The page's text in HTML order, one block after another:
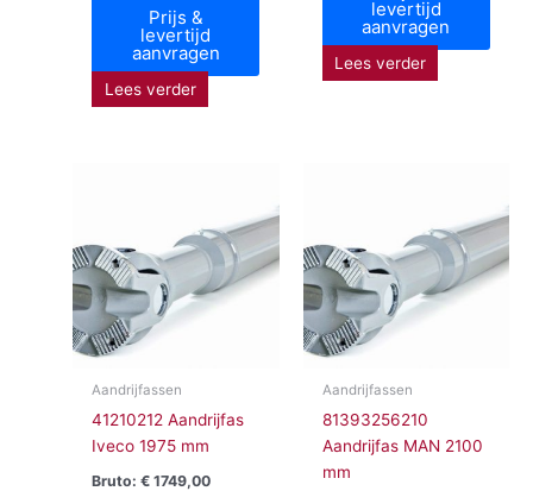
Prijs &
levertijd
aanvragen
Lees verder
levertijd
aanvragen
Lees verder
Aandrijfassen
41210212 Aandrijfas
Iveco 1975 mm
Bruto:€ 1749,00
Aandrijfassen
81393256210
Aandrijfas MAN 2100
mm